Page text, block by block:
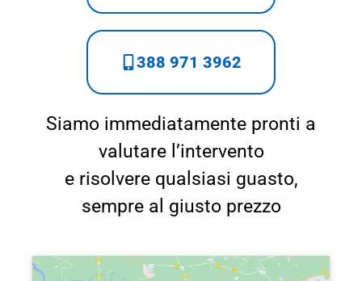
388 971 3962
Siamo immediatamente pronti a
valutare l’intervento
e risolvere qualsiasi guasto,
sempre al giusto prezzo